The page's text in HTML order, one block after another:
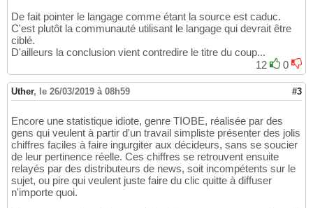
De fait pointer le langage comme étant la source est caduc.
C'est plutôt la communauté utilisant le langage qui devrait être
ciblé.
D'ailleurs la conclusion vient contredire le titre du coup...
12
0
Uther, le 26/03/2019 à 08h59 #3
Encore une statistique idiote, genre TIOBE, réalisée par des
gens qui veulent à partir d'un travail simpliste présenter des jolis
chiffres faciles à faire ingurgiter aux décideurs, sans se soucier
de leur pertinence réelle. Ces chiffres se retrouvent ensuite
relayés par des distributeurs de news, soit incompétents sur le
sujet, ou pire qui veulent juste faire du clic quitte à diffuser
n'importe quoi.